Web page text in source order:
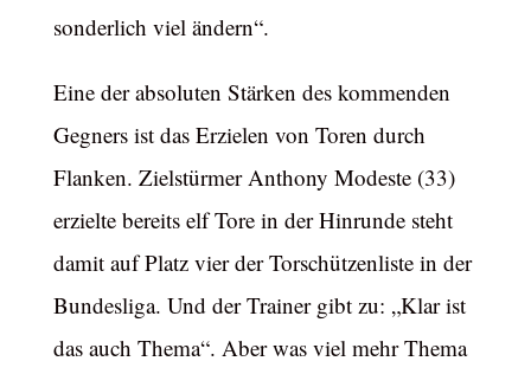
sonderlich viel ändern“.
Eine der absoluten Stärken des kommenden
Gegners ist das Erzielen von Toren durch
Flanken. Zielstürmer Anthony Modeste (33)
erzielte bereits elf Tore in der Hinrunde steht
damit auf Platz vier der Torschützenliste in der
Bundesliga. Und der Trainer gibt zu: „Klar ist
das auch Thema“. Aber was viel mehr Thema